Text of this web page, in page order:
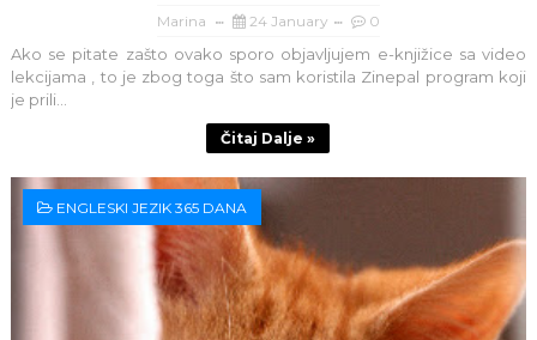
Marina 24 January 0
Ako se pitate zašto ovako sporo objavljujem e-knjižice sa video
lekcijama , to je zbog toga što sam koristila Zinepal program koji
je prili...
Čitaj Dalje »
ENGLESKI JEZIK 365 DANA